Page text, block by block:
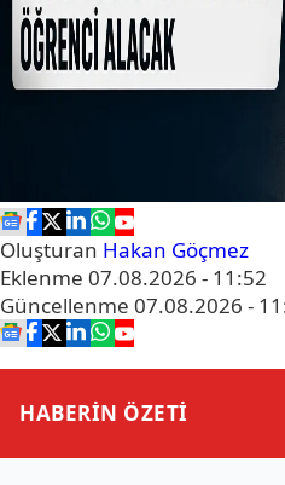
Oluşturan Hakan Göçmez
Eklenme 07.08.2026 - 11:52
Güncellenme 07.08.2026 -
HABERİN ÖZETİ